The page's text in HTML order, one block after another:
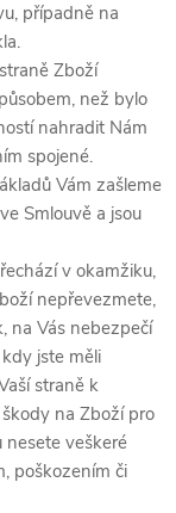
případně na
Zboží
než bylo
nahradit Nám
spojené.
Vám zašleme
Smlouvě a jsou
v okamžiku,
nepřevezmete,
na Vás nebezpečí
jste měli
straně k
na Zboží pro
nesete veškeré
poškozením či